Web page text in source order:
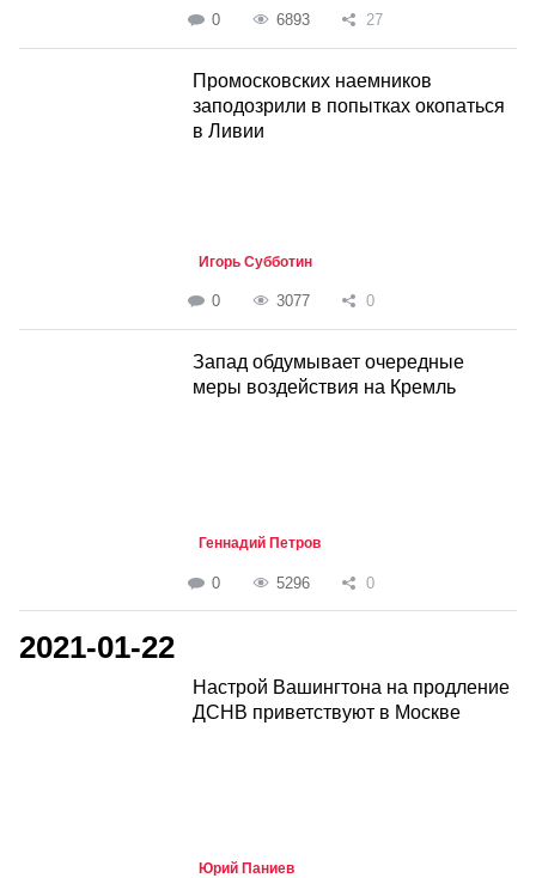
0 6893 27
Промосковских наемников
заподозрили в попытках окопаться
в Ливии
Игорь Субботин
0 3077 0
Запад обдумывает очередные
меры воздействия на Кремль
Геннадий Петров
0 5296 0
2021-01-22
Настрой Вашингтона на продление
ДСНВ приветствуют в Москве
Юрий Паниев